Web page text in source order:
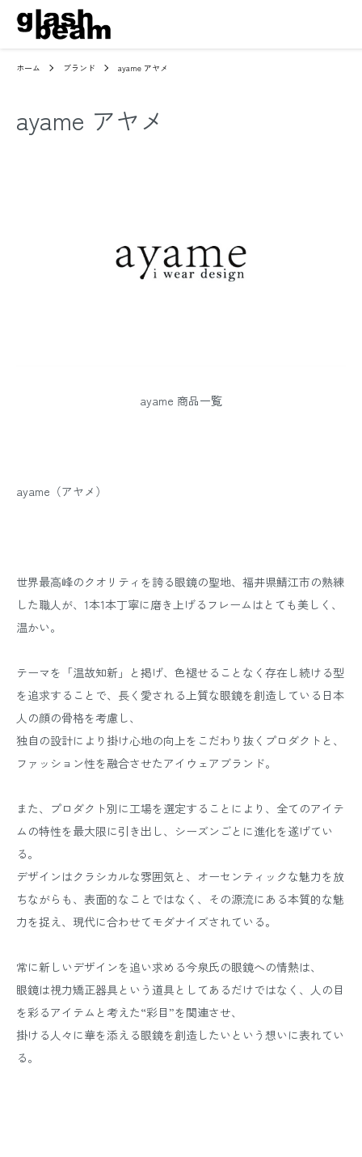
ホーム ブランド ayame アヤメ
ayame アヤメ
ayame 商品一覧
ayame（アヤメ）
世界最高峰のクオリティを誇る眼鏡の聖地、福井県鯖江市の熟練
した職人が、1本1本丁寧に磨き上げるフレームはとても美しく、
温かい。
テーマを「温故知新」と掲げ、色褪せることなく存在し続ける型
を追求することで、長く愛される上質な眼鏡を創造している日本
人の顔の骨格を考慮し、
独自の設計により掛け心地の向上をこだわり抜くプロダクトと、
ファッション性を融合させたアイウェアブランド。
また、プロダクト別に工場を選定することにより、全てのアイテ
ムの特性を最大限に引き出し、シーズンごとに進化を遂げてい
る。
デザインはクラシカルな雰囲気と、オーセンティックな魅力を放
ちながらも、表面的なことではなく、その源流にある本質的な魅
力を捉え、現代に合わせてモダナイズされている。
常に新しいデザインを追い求める今泉氏の眼鏡への情熱は、
眼鏡は視力矯正器具という道具としてあるだけではなく、人の目
を彩るアイテムと考えた“彩目”を関連させ、
掛ける人々に華を添える眼鏡を創造したいという想いに表れてい
る。